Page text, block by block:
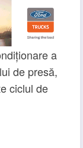
a
de presă,
ciclul de